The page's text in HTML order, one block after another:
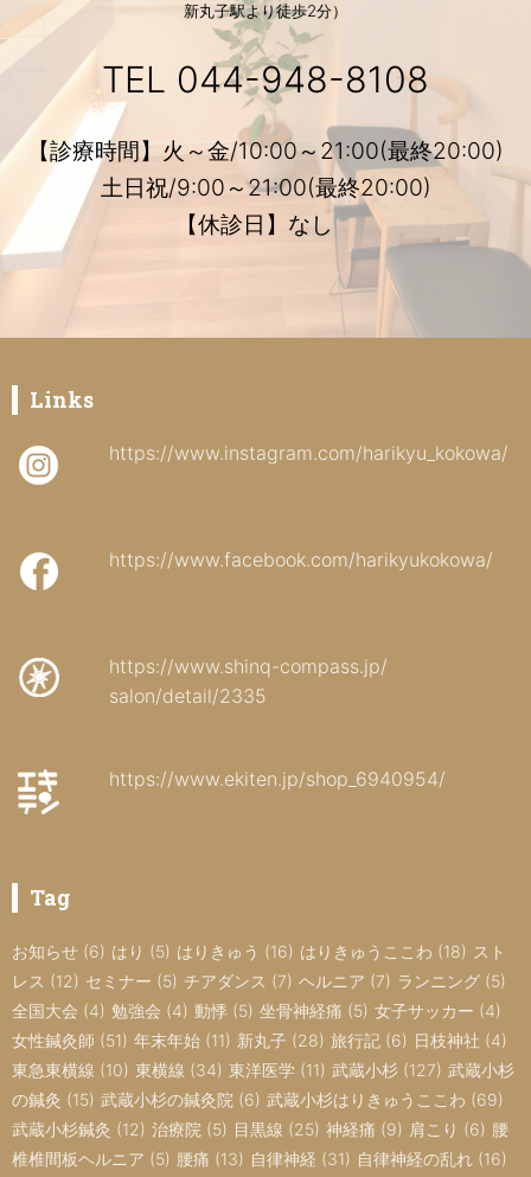
新丸子駅より徒歩2分）
TEL 044-948-8108
【診療時間】火～金/10:00～21:00(最終20:00)
土日祝/9:00～21:00(最終20:00)
【休診日】なし
Links
https://www.instagram.com/harikyu_kokowa/
https://www.facebook.com/harikyukokowa/
https://www.shinq-compass.jp/
salon/detail/2335
https://www.ekiten.jp/shop_6940954/
Tag
お知らせ (6) はり (5) はりきゅう (16) はりきゅうここわ (18) スト
レス (12) セミナー (5) チアダンス (7) ヘルニア (7) ランニング (5)
全国大会 (4) 勉強会 (4) 動悸 (5) 坐骨神経痛 (5) 女子サッカー (4)
女性鍼灸師 (51) 年末年始 (11) 新丸子 (28) 旅行記 (6) 日枝神社 (4)
東急東横線 (10) 東横線 (34) 東洋医学 (11) 武蔵小杉 (127) 武蔵小杉
の鍼灸 (15) 武蔵小杉の鍼灸院 (6) 武蔵小杉はりきゅうここわ (69)
武蔵小杉鍼灸 (12) 治療院 (5) 目黒線 (25) 神経痛 (9) 肩こり (6) 腰
椎椎間板ヘルニア (5) 腰痛 (13) 自律神経 (31) 自律神経の乱れ (16)